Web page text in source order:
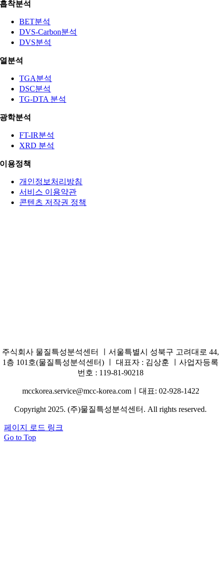
흡착분석
BET분석
DVS-Carbon분석
DVS분석
열분석
TGA분석
DSC분석
TG-DTA 분석
광학분석
FT-IR분석
XRD 분석
이용정책
개인정보처리방침
서비스 이용약관
콘텐츠 저작권 정책
주식회사 물질특성분석센터 ㅣ서울특별시 성북구 고려대로 44,
1층 101호(물질특성분석센터) ㅣ 대표자 : 김상훈 ㅣ사업자등록
번호 : 119-81-90218
mcckorea.service@mcc-korea.comㅣ대표: 02-928-1422
Copyright 2025. (주)물질특성분석센터. All rights reserved.
페이지 로드 링크
Go to Top